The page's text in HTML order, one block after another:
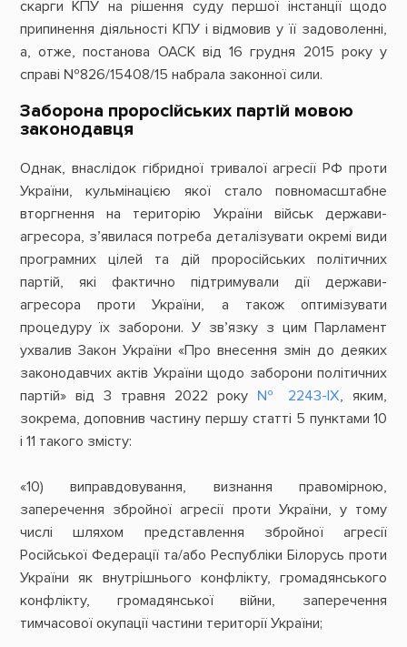
скарги КПУ на рішення суду першої інстанції щодо
припинення діяльності КПУ і відмовив у її задоволенні,
а, отже, постанова ОАСК від 16 грудня 2015 року у
справі №826/15408/15 набрала законної сили.
Заборона проросійських партій мовою
законодавця
Однак, внаслідок гібридної тривалої агресії РФ проти
України, кульмінацією якої стало повномасштабне
вторгнення на територію України військ держави-
агресора, з’явилася потреба деталізувати окремі види
програмних цілей та дій проросійських політичних
партій, які фактично підтримували дії держави-
агресора проти України, а також оптимізувати
процедуру їх заборони. У зв’язку з цим Парламент
ухвалив Закон України «Про внесення змін до деяких
законодавчих актів України щодо заборони політичних
партій» від 3 травня 2022 року № 2243-IX, яким,
зокрема, доповнив частину першу статті 5 пунктами 10
і 11 такого змісту:
«10) виправдовування, визнання правомірною,
заперечення збройної агресії проти України, у тому
числі шляхом представлення збройної агресії
Російської Федерації та/або Республіки Білорусь проти
України як внутрішнього конфлікту, громадянського
конфлікту, громадянської війни, заперечення
тимчасової окупації частини території України;